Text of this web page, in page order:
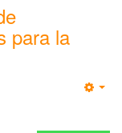
para la